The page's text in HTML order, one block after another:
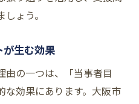
ょう。
が生む効果
由の一つは、「当事者目
な効果にあります。大阪市